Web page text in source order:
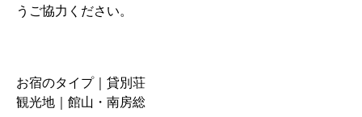
うご協力ください。
お宿のタイプ｜貸別荘
観光地｜館山・南房総